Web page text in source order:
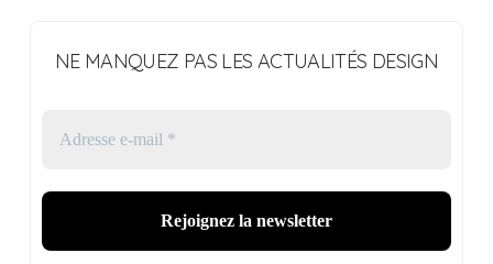
NE MANQUEZ PAS LES ACTUALITÉS DESIGN